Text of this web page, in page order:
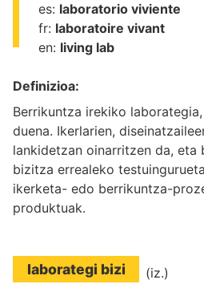
es: laboratorio viviente
fr: laboratoire vivant
en: living lab
Definizioa:
Berrikuntza irekiko
duena. Ikerlarien,
lankidetzan oinarritzen da, eta
bizitza errealeko
ikerketa- edo berrikuntza-
produktuak.
laborategi bizi (iz.)